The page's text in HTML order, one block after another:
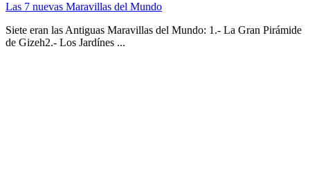
Las 7 nuevas Maravillas del Mundo
Siete eran las Antiguas Maravillas del Mundo: 1.- La Gran Pirámide
de Gizeh2.- Los Jardínes ...